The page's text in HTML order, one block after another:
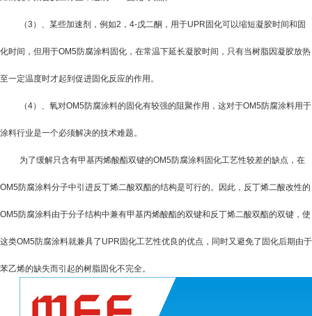
（3 ）、某些加速剂，例如2 ， 4-戊二酮，用于UPR 固化可以缩短凝胶时间和固
化时间，但用于OM5防腐涂料固化，在常温下延长凝胶时间，只有当树脂因凝胶放热
至一定温度时才起到促进固化反应的作用。
（4）、氧对OM5防腐涂料的固化有较强的阻聚作用，这对于OM5防腐涂料用于
涂料行业是一个必须解决的技术难题。
为了缓解只含有甲基丙烯酸酯双键的OM5防腐涂料固化工艺性较差的缺点，在
OM5防腐涂料分子中引进反丁烯二酸双酯的结构是可行的。因此，反丁烯二酸改性的
OM5防腐涂料由于分子结构中兼有甲基丙烯酸酯的双键和反丁烯二酸双酯的双键，使
这类OM5防腐涂料就兼具了 UPR 固化工艺性优良的优点，同时又避免了固化后期由于
苯乙烯的缺失而引起的树脂固化不完全。